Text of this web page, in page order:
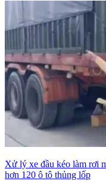
Xử lý xe đầu kéo làm rơi
hơn 120 ô tô thủng lốp